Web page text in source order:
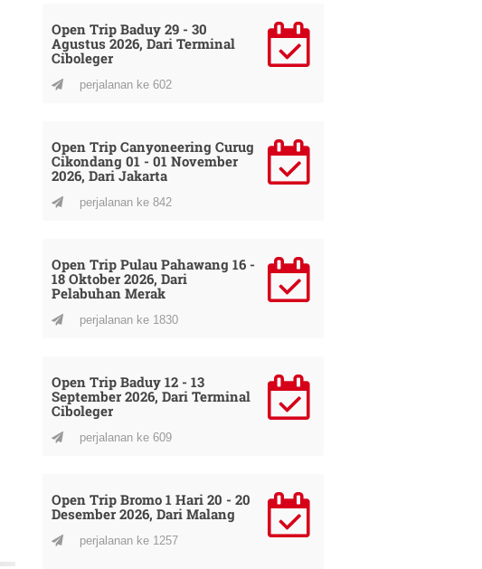
Open Trip Baduy 29 - 30
Agustus 2026, Dari Terminal
Ciboleger
perjalanan ke 602
Open Trip Canyoneering Curug
Cikondang 01 - 01 November
2026, Dari Jakarta
perjalanan ke 842
Open Trip Pulau Pahawang 16 -
18 Oktober 2026, Dari
Pelabuhan Merak
perjalanan ke 1830
Open Trip Baduy 12 - 13
September 2026, Dari Terminal
Ciboleger
perjalanan ke 609
Open Trip Bromo 1 Hari 20 - 20
Desember 2026, Dari Malang
perjalanan ke 1257